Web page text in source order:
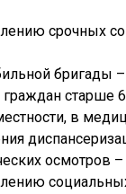
срочных
бригады –
граждан старше
в
осмотров –